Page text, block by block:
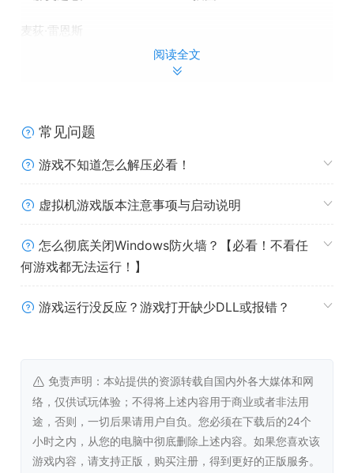
麦荻·雷恩斯
作为一名兼职经理，兼职视频剪辑以及全职保姆，麦荻的工
作就是收拾好友的各种烂摊子。
艾比盖尔
中出没。这个幽灵的名字叫做艾比盖尔，她受困于古老的咒
这一次，她终于能向别人倾诉自己的内心。
阅读全文
常见问题
游戏不知道怎么解压必看！
虚拟机游戏版本注意事项与启动说明
怎么彻底关闭Windows防火墙？【必看！不看任
何游戏都无法运行！】
游戏运行没反应？游戏打开缺少DLL或报错？
免责声明：本站提供的资源转载自国内外各大媒体和网
络，仅供试玩体验；不得将上述内容用于商业或者非法用
途，否则，一切后果请用户自负。您必须在下载后的24个
小时之内，从您的电脑中彻底删除上述内容。如果您喜欢该
游戏内容，请支持正版，购买注册，得到更好的正版服务。